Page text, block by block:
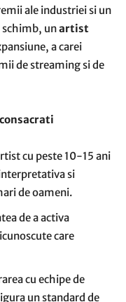
ale industriei si un
unartist
a carei
de streaming si de
cu peste 10-15 ani
si
de oameni.
de a activa
care
cu echipe de
un standard de